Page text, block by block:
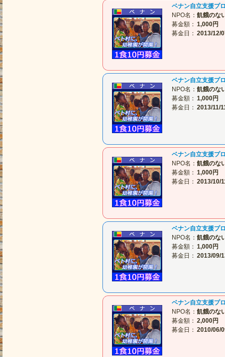
ベナン自立支援プ
NPO名： 飢餓のな
募金額： 1,000円
募金日： 2013/12/
ベナン自立支援プ
NPO名： 飢餓のな
募金額： 1,000円
募金日： 2013/11/
ベナン自立支援プ
NPO名： 飢餓のな
募金額： 1,000円
募金日： 2013/10/
ベナン自立支援プ
NPO名： 飢餓のな
募金額： 1,000円
募金日： 2013/09/
ベナン自立支援プ
NPO名： 飢餓のな
募金額： 2,000円
募金日： 2010/06/